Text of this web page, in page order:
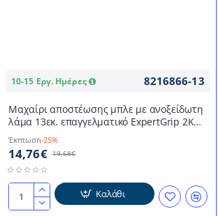
10-15 Εργ. Ημέρες 8216866-13
Μαχαίρι αποστέωσης μπλε με ανοξείδωτη
λάμα 13εκ. επαγγελματικό ExpertGrip 2K
DICK
Έκπτωση-25%
14,76€ 19,68€
Μαχαίρι
Καλάθι